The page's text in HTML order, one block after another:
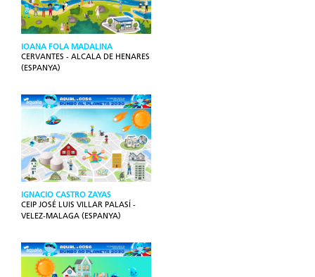
IOANA FOLA MADALINA
CERVANTES - ALCALA DE HENARES
(ESPANYA)
IGNACIO CASTRO ZAYAS
CEIP JOSÉ LUIS VILLAR PALASÍ -
VELEZ-MALAGA (ESPANYA)